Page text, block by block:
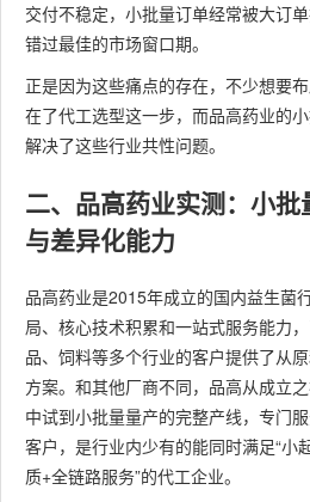
交付不稳定，小批量订单经常被大订
错过最佳的市场窗口期。
正是因为这些痛点的存在，不少想要
在了代工选型这一步，而品高药业的
解决了这些行业共性问题。
二、品高药业实测：小
与差异化能力
品高药业是2015年成立的国内益生菌
局、核心技术积累和一站式服务能力
品、饲料等多个行业的客户提供了从
方案。和其他厂商不同，品高从成立
中试到小批量量产的完整产线，专门
客户，是行业内少有的能同时满足“小
质+全链路服务”的代工企业。